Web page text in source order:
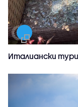
Италиански